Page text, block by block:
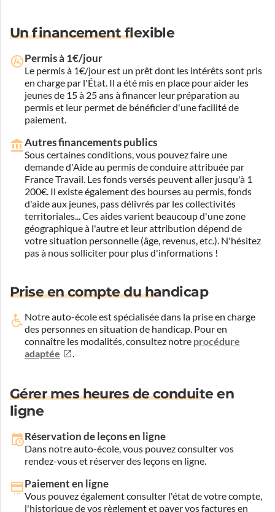
Un financement flexible
Permis à 1€/jour
Le permis à 1€/jour est un prêt dont les intérêts sont pris
en charge par l'État. Il a été mis en place pour aider les
jeunes de 15 à 25 ans à financer leur préparation au
permis et leur permet de bénéficier d'une facilité de
paiement.
Autres financements publics
Sous certaines conditions, vous pouvez faire une
demande d'Aide au permis de conduire attribuée par
France Travail. Les fonds versés peuvent aller jusqu'à 1
200€. Il existe également des bourses au permis, fonds
d'aide aux jeunes, pass délivrés par les collectivités
territoriales... Ces aides varient beaucoup d'une zone
géographique à l'autre et leur attribution dépend de
votre situation personnelle (âge, revenus, etc.). N'hésitez
pas à nous solliciter pour plus d'informations !
Prise en compte du handicap
Notre auto-école est spécialisée dans la prise en charge
des personnes en situation de handicap. Pour en
connaître les modalités, consultez notre procédure
adaptée
.
Gérer mes heures de conduite en
ligne
Réservation de leçons en ligne
Dans notre auto-école, vous pouvez consulter vos
rendez-vous et réserver des leçons en ligne.
Paiement en ligne
Vous pouvez également consulter l'état de votre compte,
l'historique de vos règlement et payer vos factures en